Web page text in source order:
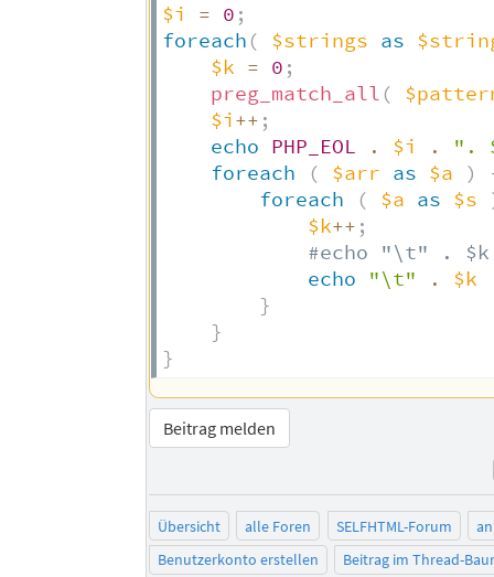
$i = 0 ;
foreach ( $strings as
$k = 0 ;
preg_match_all (
$i++ ;
echo PHP_EOL . $i .
".
foreach
( $arr as $a )
foreach
( $a as $s
$k++ ;
#echo "\t" .
echo
"\t" . $k
}
}
}
Beitrag melden
Übersicht alle Foren SELFHTML-Forum
Benutzerkonto erstellen
Beitrag im Thread-